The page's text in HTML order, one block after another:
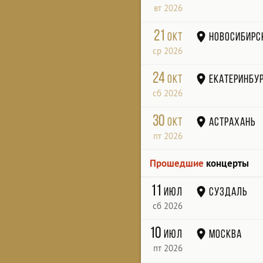
вт 2026
21окт
ср 2026
24окт
сб 2026
30окт
пт 2026
Астрахань
Прошедшие концерты
11июл
сб 2026
Суздаль
10июл
пт 2026
Москва